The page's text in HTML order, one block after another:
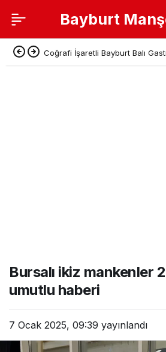
Bayburt
Bayburt’ta Uyuşturucu
Bursalı ikiz mankenler
umutlu haberi
7 Ocak 2025, 09:39 yayınlandı